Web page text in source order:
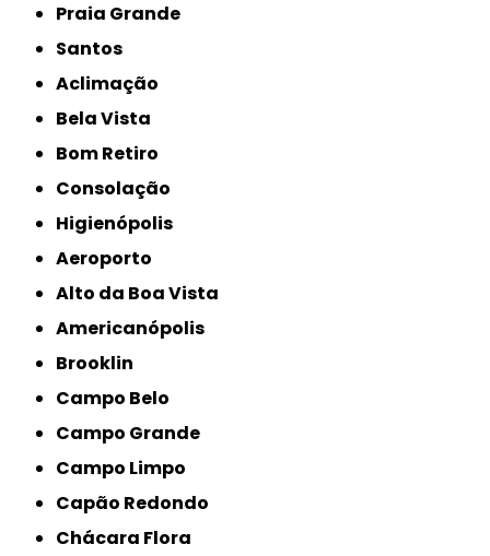
Praia Grande
Santos
Aclimação
Bela Vista
Bom Retiro
Consolação
Higienópolis
Aeroporto
Alto da Boa Vista
Americanópolis
Brooklin
Campo Belo
Campo Grande
Campo Limpo
Capão Redondo
Chácara Flora